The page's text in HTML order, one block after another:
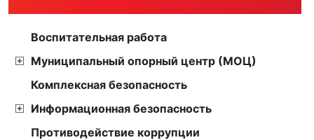
Воспитательная работа
Муниципальный опорный центр (МОЦ)
Комплексная безопасность
Информационная безопасность
Противодействие коррупции